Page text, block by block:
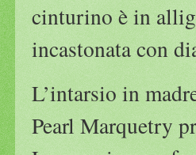
cinturino è in
incastonata con
L’intarsio in
Pearl Marquetry